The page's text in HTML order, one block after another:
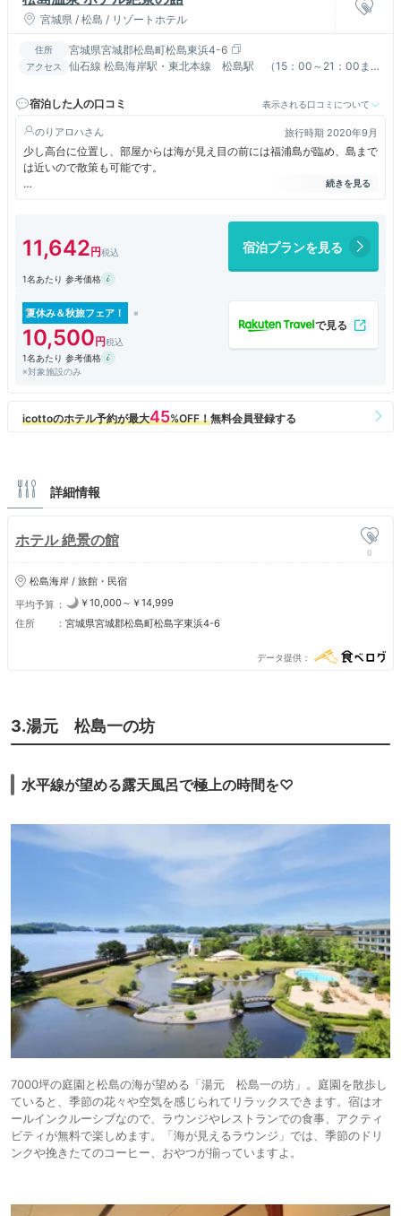
宮城県 / 松島 / リゾートホテル
住所 宮城県宮城郡松島町松島東浜4-6
アクセス
仙石線 松島海岸駅・東北本線 松島駅 （15：00～21：00まで
宿泊した人の口コミ
表示される口コミについて
のりアロハ 旅行時期 2020年9月
少し高台に位置し、部屋からは海が見え目の前には福浦島が臨め、島まで
は近いので散策も可能です。
部屋は少し狭く既に布団が敷かれていて、トイレも変な作りでウォシュレ
食事は広間でそれぞれが仕切りが立ってられ区切られていました。
内容の方は普通かなという印象です。
た。
浴衣は女性は自分で好きな物を選べます。
11,642 宿泊プランを見る
1名あたり 参考価格
夏休み＆秋旅フェア！
10,500
1名あたり 参考価格
※対象施設のみ
詳細情報
ホテル 絶景の館
0
松島海岸 / 旅館・民宿
平均予算
￥10,000～￥14,999
住所
宮城県宮城郡松島町松島字東浜4-6
データ提供
3.湯元 松島一の坊
水平線が望める露天風呂で極上の時間を♡
7000坪の庭園と松島の海が望める「湯元 松島一の坊」。庭園を散歩し
ていると、季節の花々や空気を感じられてリラックスできます。宿はオ
ールインクルーシブなので、ラウンジやレストランでの食事、アクティ
ビティが無料で楽しめます。「海が見えるラウンジ」では、季節のドリ
ンクや挽きたてのコーヒー、おやつが揃っていますよ。